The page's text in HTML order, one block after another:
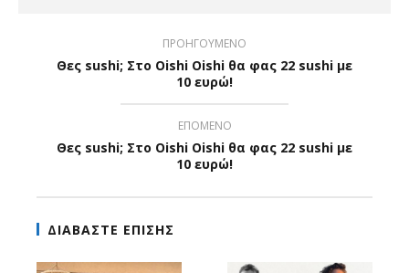
ΠΡΟΗΓΟΥΜΕΝΟ
Θες sushi; Στο Oishi Oishi θα φας 22 sushi με
10 ευρώ!
ΕΠΟΜΕΝΟ
Θες sushi; Στο Oishi Oishi θα φας 22 sushi με
10 ευρώ!
ΔΙΑΒΑΣΤΕ ΕΠΙΣΗΣ